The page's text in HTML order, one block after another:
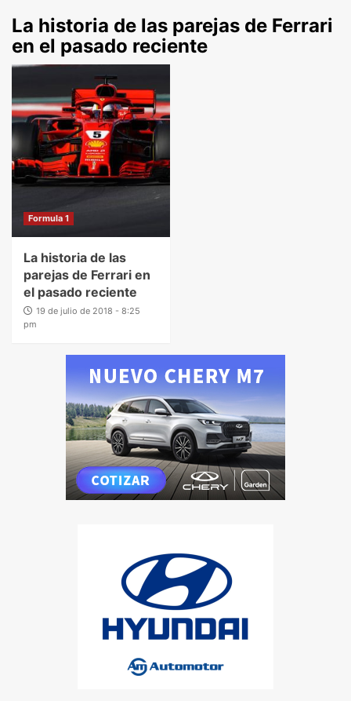
La historia de las parejas de Ferrari
en el pasado reciente
Formula 1
La historia de las
parejas de Ferrari en
el pasado reciente
19 de julio de 2018 - 8:25
pm